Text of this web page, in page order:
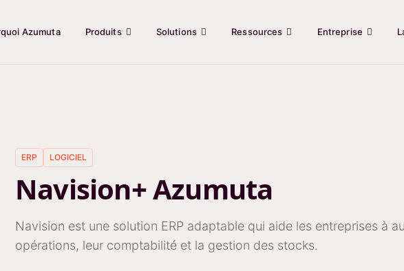
Azumuta Produits Solutions Ressources Entreprise
ERP LOGICIEL
Navision+ Azumuta
Navision est une solution ERP adaptable qui aide les entreprises à
opérations, leur comptabilité et la gestion des stocks.